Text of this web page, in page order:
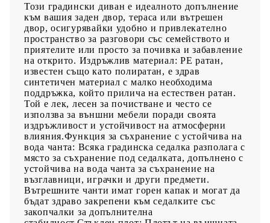
Този градински диван е идеалното допълнение
към вашия заден двор, тераса или вътрешен
двор, осигурявайки удобно и привлекателно
пространство за разговори със семейството и
приятелите или просто за почивка и забавление
на открито. Издръжлив материал: PE ратан,
известен също като полиратан, е здрав
синтетичен материал с малко необходима
поддръжка, който прилича на естествен ратан.
Той е лек, лесен за почистване и често се
използва за външни мебели поради своята
издръжливост и устойчивост на атмосферни
влияния.Функция за съхранение с устойчива на
вода чанта: Всяка градинска седалка разполага с
място за съхранение под седалката, допълнено с
устойчива на вода чанта за съхранение на
възглавници, играчки и други предмети.
Вътрешните чанти имат горен капак и могат да
бъдат здраво закрепени към седалките със
закопчалки за допълнителна